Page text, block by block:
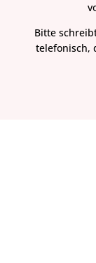
Bitte
telefonisch,